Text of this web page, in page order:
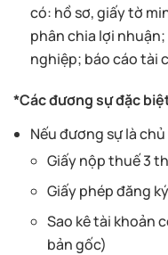
có: hồ sơ, giấy tờ
phân chia lợi
nghiệp; báo cáo tài
*Các đương sự đặc
Nếu đương sự là
Giấy nộp thuế 3
Giấy phép đăng
Sao kê tài khoản
bản gốc)